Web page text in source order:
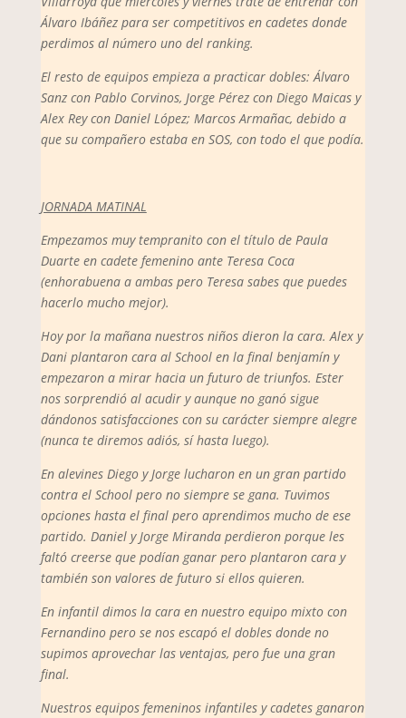
Álvaro Ibáñez para ser competitivos en cadetes donde
perdimos al número uno del ranking.
El resto de equipos empieza a practicar dobles: Álvaro
Sanz con Pablo Corvinos, Jorge Pérez con Diego Maicas y
Alex Rey con Daniel López; Marcos Armañac, debido a
que su compañero estaba en SOS, con todo el que podía.
JORNADA MATINAL
Empezamos muy tempranito con el título de Paula
Duarte en cadete femenino ante Teresa Coca
(enhorabuena a ambas pero Teresa sabes que puedes
hacerlo mucho mejor).
Hoy por la mañana nuestros niños dieron la cara. Alex y
Dani plantaron cara al School en la final benjamín y
empezaron a mirar hacia un futuro de triunfos. Ester
nos sorprendió al acudir y aunque no ganó sigue
dándonos satisfacciones con su carácter siempre alegre
(nunca te diremos adiós, sí hasta luego).
En alevines Diego y Jorge lucharon en un gran partido
contra el School pero no siempre se gana. Tuvimos
opciones hasta el final pero aprendimos mucho de ese
partido. Daniel y Jorge Miranda perdieron porque les
faltó creerse que podían ganar pero plantaron cara y
también son valores de futuro si ellos quieren.
En infantil dimos la cara en nuestro equipo mixto con
Fernandino pero se nos escapó el dobles donde no
supimos aprovechar las ventajas, pero fue una gran
final.
Nuestros equipos femeninos infantiles y cadetes ganaron